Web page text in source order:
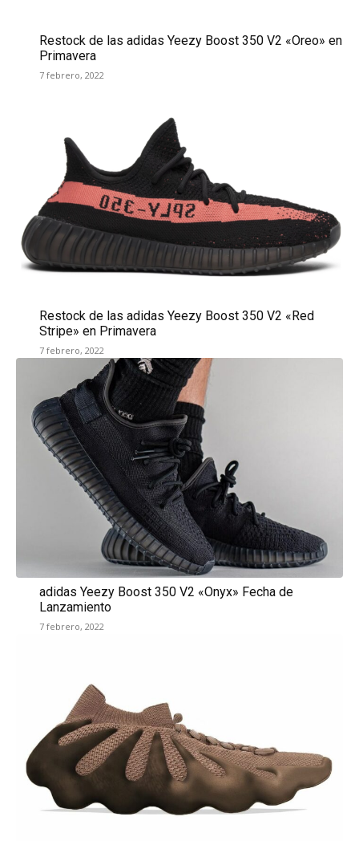
Restock de las adidas Yeezy Boost 350 V2 «Oreo» en
Primavera
7 febrero, 2022
Restock de las adidas Yeezy Boost 350 V2 «Red
Stripe» en Primavera
7 febrero, 2022
adidas Yeezy Boost 350 V2 «Onyx» Fecha de
Lanzamiento
7 febrero, 2022